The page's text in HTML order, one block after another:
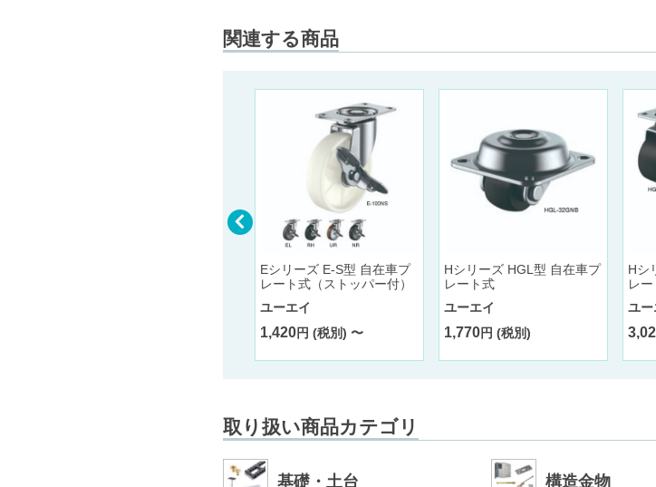
関連する商品
Eシリーズ E-S型 自在車プ
レート式（ストッパー付）
ユーエイ
1,420円 (税別) 〜
Hシリーズ HGL型 自在車プ
レート式
ユーエイ
1,770円 (税別)
Hシ
レ
ユー
取り扱い商品カテゴリ
基礎・土台 構造金物